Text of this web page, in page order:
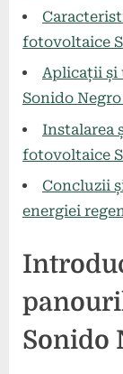
fotovoltaice
Aplicații și
Sonido Negro
Instalarea
fotovoltaice
Concluzii
energiei
Sonido